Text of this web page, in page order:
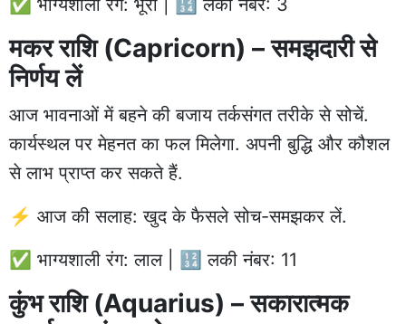
मकर राशि (Capricorn) – समझदारी से
निर्णय लें
आज भावनाओं में बहने की बजाय तर्कसंगत तरीके से सोचें.
कार्यस्थल पर मेहनत का फल मिलेगा. अपनी बुद्धि और कौशल
से लाभ प्राप्त कर सकते हैं.
⚡ आज की सलाह: खुद के फैसले सोच-समझकर लें.
✅ भाग्यशाली रंग: लाल | 🔢 लकी नंबर: 11
कुंभ राशि (Aquarius) – सकारात्मक